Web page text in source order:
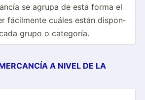
se agrupa de esta forma el
fácilmente cuáles están dispon­
grupo o categoría.
A NIVEL DE LA